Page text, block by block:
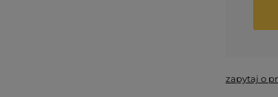
zapytaj o